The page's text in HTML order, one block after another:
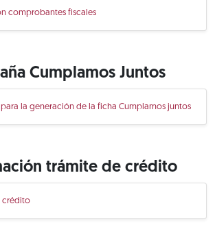
comprobantes fiscales
Cumplamos Juntos
la generación de la ficha Cumplamos juntos
trámite de crédito
crédito